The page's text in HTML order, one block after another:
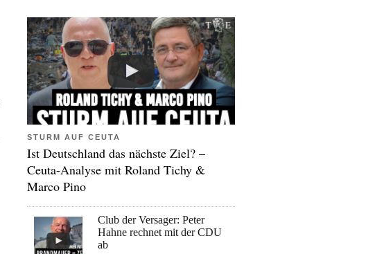
STURM AUF CEUTA
Ist Deutschland das nächste Ziel? –
Ceuta-Analyse mit Roland Tichy &
Marco Pino
Club der Versager: Peter
Hahne rechnet mit der CDU
ab